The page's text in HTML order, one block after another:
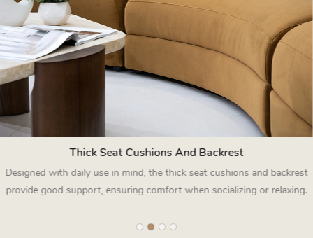
Thick Seat Cushions And Backrest
Designed with daily use in mind, the thick seat cushions and backrest
provide good support, ensuring comfort when socializing or relaxing.